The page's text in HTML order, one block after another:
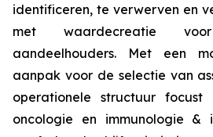
identificeren, te verwerven en
met waardecreatie
aandeelhouders. Met een
aanpak voor de selectie van
operationele structuur focust
oncologie en immunologie &